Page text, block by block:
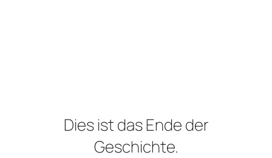
Dies ist das Ende der
Geschichte.